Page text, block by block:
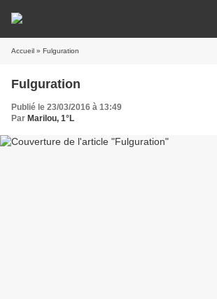
Accueil » Fulguration
Fulguration
Publié le 23/03/2016 à 13:49
Par Marilou, 1°L